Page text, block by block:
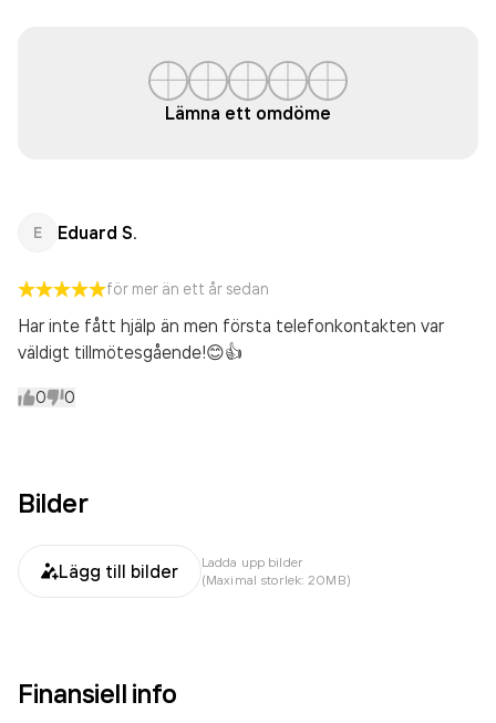
Lämna ett omdöme
E Eduard S.
för mer än ett år sedan
Har inte fått hjälp än men första telefonkontakten var
väldigt tillmötesgående!😊👍
0 0
Bilder
Lägg till bilder
Ladda upp bilder
(Maximal storlek: 20MB)
Finansiell info